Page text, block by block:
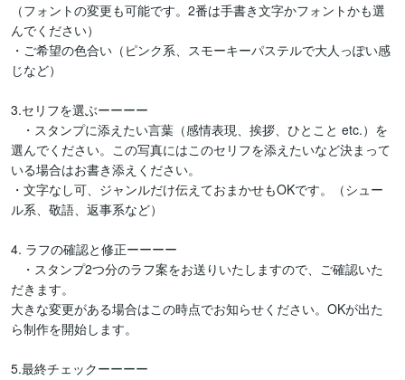
（フォントの変更も可能です。2番は手書き文字かフォントかも選
んでください）
・ご希望の色合い（ピンク系、スモーキーパステルで大人っぽい感
じなど）
3.セリフを選ぶーーーー
選んでください。この写真にはこのセリフを添えたいなど決まって
いる場合はお書き添えください。
・文字なし可、ジャンルだけ伝えておまかせもOKです。（シュー
ル系、敬語、返事系など）
4. ラフの確認と修正ーーーー
だきます。
大きな変更がある場合はこの時点でお知らせください。OKが出た
ら制作を開始します。
5.最終チェックーーーー